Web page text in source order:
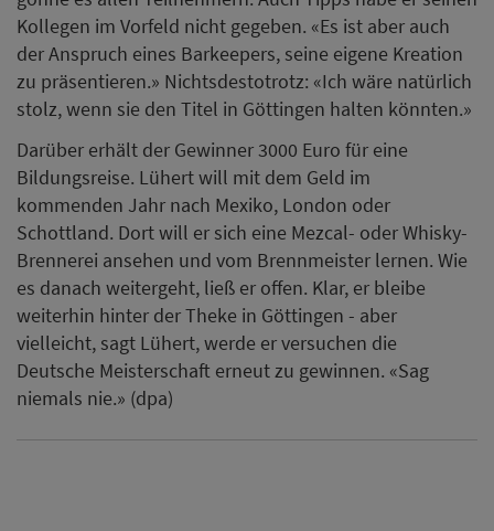
Kollegen im Vorfeld nicht gegeben. «Es ist aber auch
der Anspruch eines Barkeepers, seine eigene Kreation
zu präsentieren.» Nichtsdestotrotz: «Ich wäre natürlich
stolz, wenn sie den Titel in Göttingen halten könnten.»
Darüber erhält der Gewinner 3000 Euro für eine
Bildungsreise. Lühert will mit dem Geld im
kommenden Jahr nach Mexiko, London oder
Schottland. Dort will er sich eine Mezcal- oder Whisky-
Brennerei ansehen und vom Brennmeister lernen. Wie
es danach weitergeht, ließ er offen. Klar, er bleibe
weiterhin hinter der Theke in Göttingen - aber
vielleicht, sagt Lühert, werde er versuchen die
Deutsche Meisterschaft erneut zu gewinnen. «Sag
niemals nie.» (dpa)